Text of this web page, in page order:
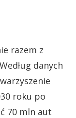
razem z
danych
roku po
70 mln aut